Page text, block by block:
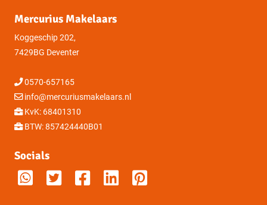
Mercurius Makelaars
Koggeschip 202,
7429BG Deventer
0570-657165
info@mercuriusmakelaars.nl
KvK: 68401310
BTW: 857424440B01
Socials